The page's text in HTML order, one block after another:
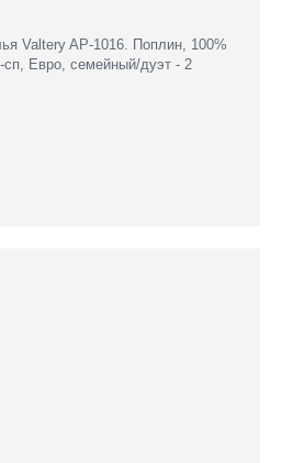
Valtery AP-1016. Поплин, 100%
Евро, семейный/дуэт - 2